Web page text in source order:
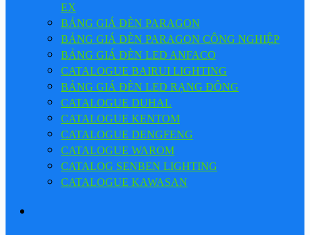
EX
BẢNG GIÁ ĐÈN PARAGON
BẢNG GIÁ ĐÈN PARAGON CÔNG NGHIỆP
BẢNG GIÁ ĐÈN LED ANFACO
CATALOGUE BAIRUI LIGHTING
BẢNG GIÁ ĐÈN LED RẠNG ĐÔNG
CATALOGUE DUHAL
CATALOGUE KENTOM
CATALOGUE DENGFENG
CATALOGUE WAROM
CATALOG SENBEN LIGHTING
CATALOGUE KAWASAN